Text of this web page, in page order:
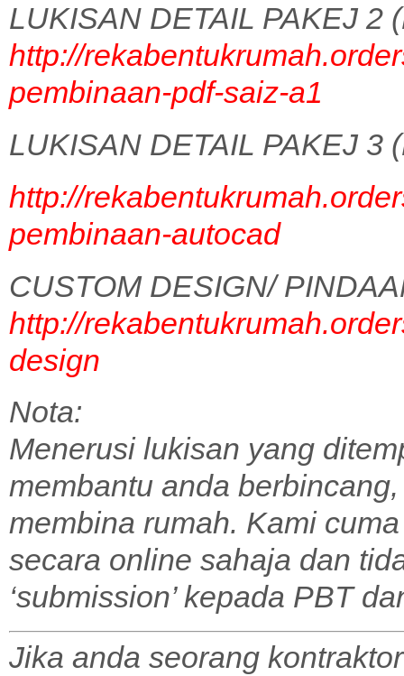
LUKISAN DETAIL PAKEJ 2
http://
pembinaan-pdf-saiz-a1
LUKISAN DETAIL PAKEJ 3
http://
pembinaan-autocad
CUSTOM DESIGN/
http://
design
Nota:
Menerusi lukisan yang
membantu anda
membina rumah. Kami
secara online sahaja dan
‘submission’ kepada PBT
Jika anda seorang